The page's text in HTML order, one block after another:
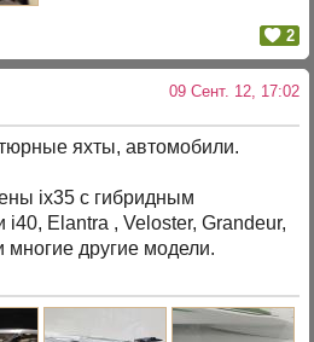
2
09 Сент. 12, 17:02
яхты, автомобили.
ix35 с гибридным
i40, Elantra , Veloster, Grandeur,
многие другие модели.